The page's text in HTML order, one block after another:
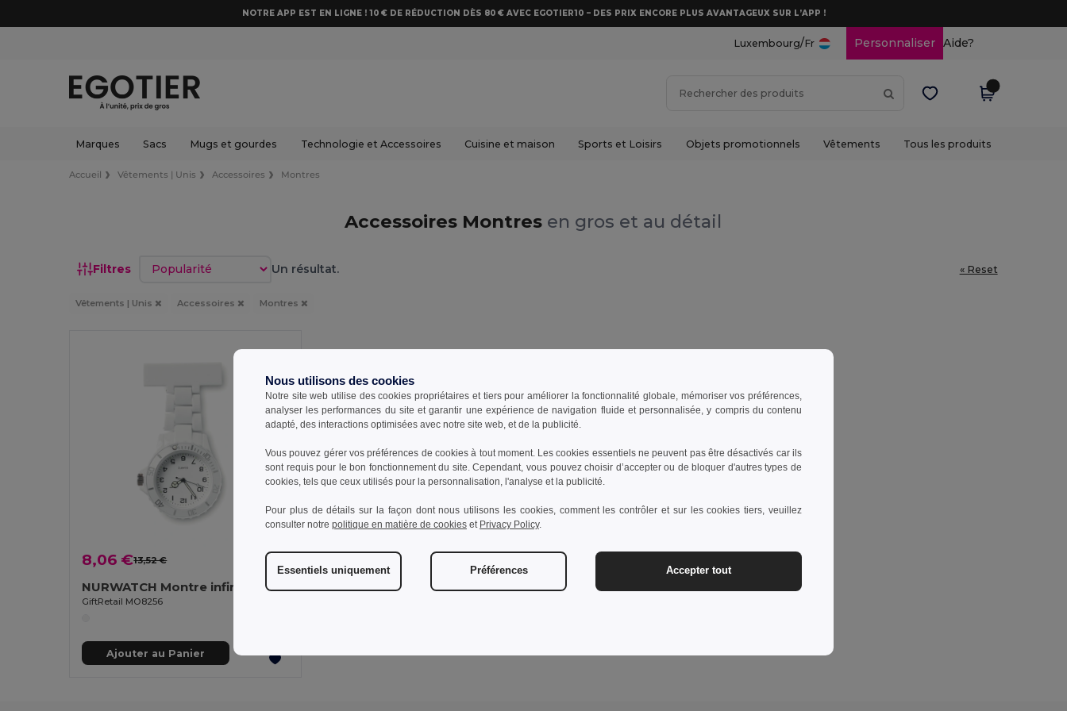
NOTRE APP EST EN LIGNE ! 10 € DE RÉDUCTION DÈS 80 € AVEC EGOTIER10 – DES PRIX ENCORE PLUS AVANTAGEUX SUR L’APP !
Luxembourg/Fr Personnaliser Aide?
Marques Sacs Mugs et gourdes Technologie et Accessoires Cuisine et maison Sports et Loisirs Objets promotionnels Vêtements Tous les produits
Accueil Vêtements | Unis Accessoires Montres
Accessoires Montres en gros et au détail
Filtres Trier par Un résultat. « Reset
Vêtements | Unis Accessoires Montres
8,06 €13,52 € -40%
NURWATCH Montre infirmière analogique
GiftRetail MO8256
Ajouter au Panier
Nous utilisons des cookies
Notre site web utilise des cookies propriétaires et tiers pour améliorer la fonctionnalité globale, mémoriser vos préférences,
analyser les performances du site et garantir une expérience de navigation fluide et personnalisée, y compris du contenu
adapté, des interactions optimisées avec notre site web, et de la publicité.
Vous pouvez gérer vos préférences de cookies à tout moment. Les cookies essentiels ne peuvent pas être désactivés car ils
sont requis pour le bon fonctionnement du site. Cependant, vous pouvez choisir d’accepter ou de bloquer d'autres types de
cookies, tels que ceux utilisés pour la personnalisation, l'analyse et la publicité.
Pour plus de détails sur la façon dont nous utilisons les cookies, comment les contrôler et sur les cookies tiers, veuillez
consulter notre politique en matière de cookies et Privacy Policy.
Essentiels uniquement Préférences Accepter tout